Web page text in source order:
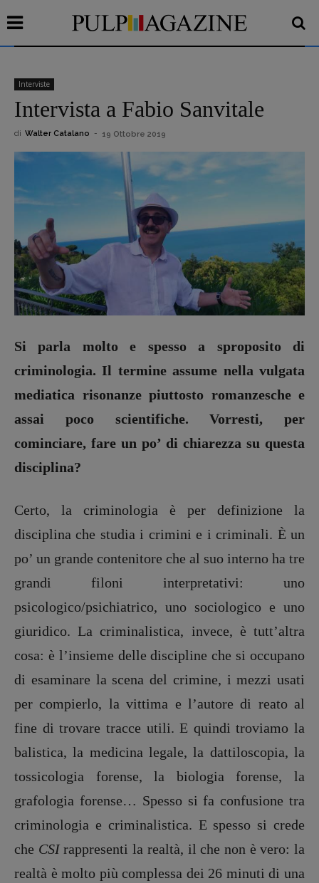
Interviste
Intervista a Fabio Sanvitale
di Walter Catalano - 19 Ottobre 2019
Si parla molto e spesso a sproposito di
criminologia. Il termine assume nella vulgata
mediatica risonanze piuttosto romanzesche e
assai poco scientifiche. Vorresti, per
cominciare, fare un po’ di chiarezza su questa
disciplina?
Certo, la criminologia è per definizione la
disciplina che studia i crimini e i criminali. È un
po’ un grande contenitore che al suo interno ha tre
grandi filoni interpretativi: uno
psicologico/psichiatrico, uno sociologico e uno
giuridico. La criminalistica, invece, è tutt’altra
cosa: è l’insieme delle discipline che si occupano
di esaminare la scena del crimine, i mezzi usati
per compierlo, la vittima e l’autore di reato al
fine di trovare tracce utili. E quindi troviamo la
balistica, la medicina legale, la dattiloscopia, la
tossicologia forense, la biologia forense, la
grafologia forense… Spesso si fa confusione tra
criminologia e criminalistica. E spesso si crede
che CSIrappresenti la realtà, il che non è vero: la
realtà è molto più complessa dei 26 minuti di una